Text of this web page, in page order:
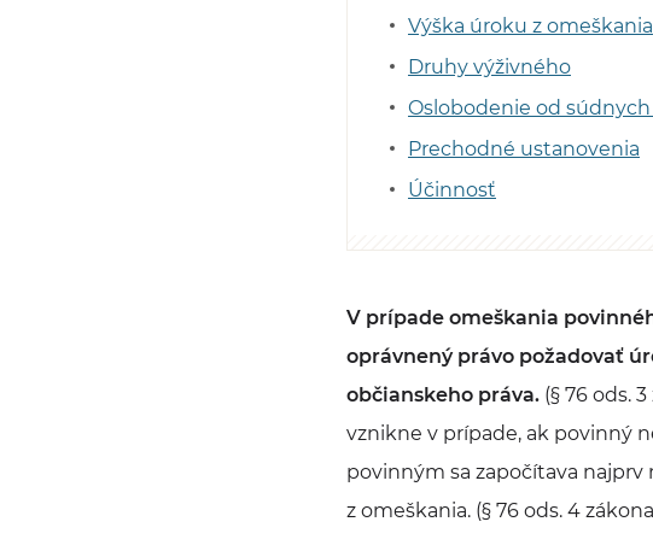
Výška úroku z omeškania
Druhy výživného
Oslobodenie od
Prechodné ustanovenia
Účinnosť
V prípade omeškania
oprávnený právo požadovať
občianskeho práva. (§ 76 ods.
vznikne v prípade, ak povinný
povinným sa započítava najprv
z omeškania. (§ 76 ods. 4